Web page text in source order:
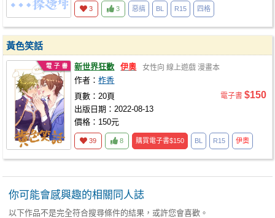
3 3 惡搞 BL R15 四格
黃色笑話
新世界狂歡 伊奧 女性向 線上遊戲 漫畫本
作者：柞香
頁數：20頁
出版日期：2022-08-13
價格：150元
電子書 $150
39 8 購買電子書$150 BL R15 伊奧
你可能會感興趣的相關同人誌
以下作品不是完全符合搜尋條件的結果，或許您會喜歡。